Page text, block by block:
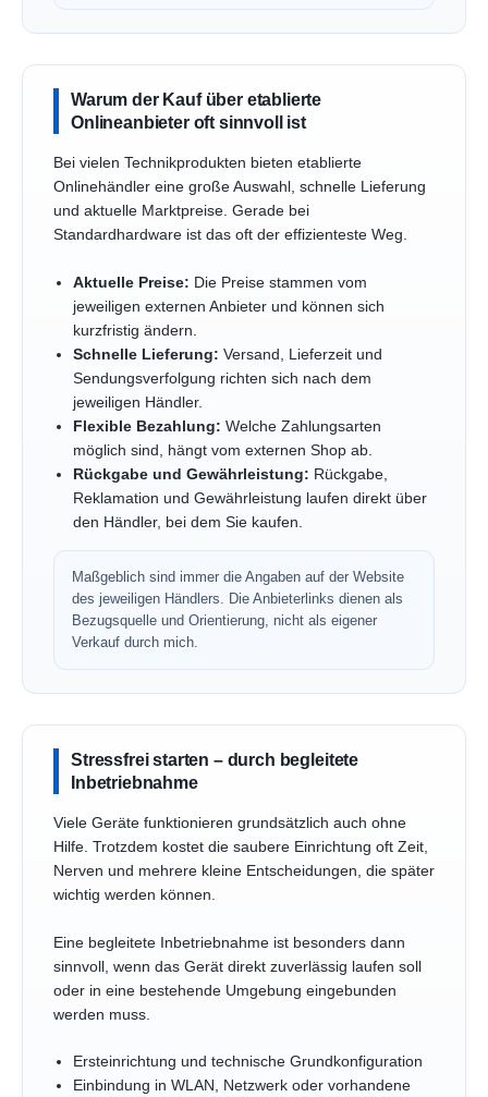
Warum der Kauf über etablierte
Onlineanbieter oft sinnvoll ist
Bei vielen Technikprodukten bieten etablierte
Onlinehändler eine große Auswahl, schnelle Lieferung
und aktuelle Marktpreise. Gerade bei
Standardhardware ist das oft der effizienteste Weg.
Aktuelle Preise: Die Preise stammen vom
jeweiligen externen Anbieter und können sich
kurzfristig ändern.
Schnelle Lieferung: Versand, Lieferzeit und
Sendungsverfolgung richten sich nach dem
jeweiligen Händler.
Flexible Bezahlung: Welche Zahlungsarten
möglich sind, hängt vom externen Shop ab.
Rückgabe und Gewährleistung: Rückgabe,
Reklamation und Gewährleistung laufen direkt über
den Händler, bei dem Sie kaufen.
Maßgeblich sind immer die Angaben auf der Website
des jeweiligen Händlers. Die Anbieterlinks dienen als
Bezugsquelle und Orientierung, nicht als eigener
Verkauf durch mich.
Stressfrei starten – durch begleitete
Inbetriebnahme
Viele Geräte funktionieren grundsätzlich auch ohne
Hilfe. Trotzdem kostet die saubere Einrichtung oft Zeit,
Nerven und mehrere kleine Entscheidungen, die später
wichtig werden können.
Eine begleitete Inbetriebnahme ist besonders dann
sinnvoll, wenn das Gerät direkt zuverlässig laufen soll
oder in eine bestehende Umgebung eingebunden
werden muss.
Ersteinrichtung und technische Grundkonfiguration
Einbindung in WLAN, Netzwerk oder vorhandene